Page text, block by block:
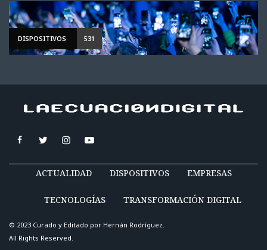
DISPOSITIVOS 531
ACTUALIDAD DISPOSITIVOS EMPRESAS
TECNOLOGÍAS TRANSFORMACIÓN DIGITAL
© 2023 Curado y Editado por Hernán Rodríguez.
All Rights Reserved.